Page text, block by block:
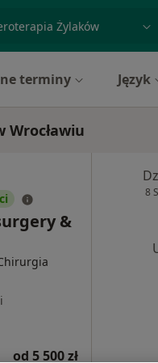
badanie lub
terminy Język
Wrocławiu
&
od 5 500 zł
8